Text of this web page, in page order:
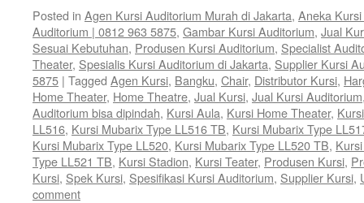
Posted in Agen Kursi Auditorium Murah di Jakarta, Aneka
Auditorium | 0812 963 5875, Gambar Kursi Auditorium, Jual
Sesuai Kebutuhan, Produsen Kursi Auditorium, Specialist
Theater, Spesialis Kursi Auditorium di Jakarta, Supplier Kursi
5875 | Tagged Agen Kursi, Bangku, Chair, Distributor Kursi,
Home Theater, Home Theatre, Jual Kursi, Jual Kursi Auditorium
Auditorium bisa dipindah, Kursi Aula, Kursi Home Theater,
LL516, Kursi Mubarix Type LL516 TB, Kursi Mubarix Type
Kursi Mubarix Type LL520, Kursi Mubarix Type LL520 TB,
Type LL521 TB, Kursi Stadion, Kursi Teater, Produsen Kursi,
Kursi, Spek Kursi, Spesifikasi Kursi Auditorium, Supplier Kursi,
comment